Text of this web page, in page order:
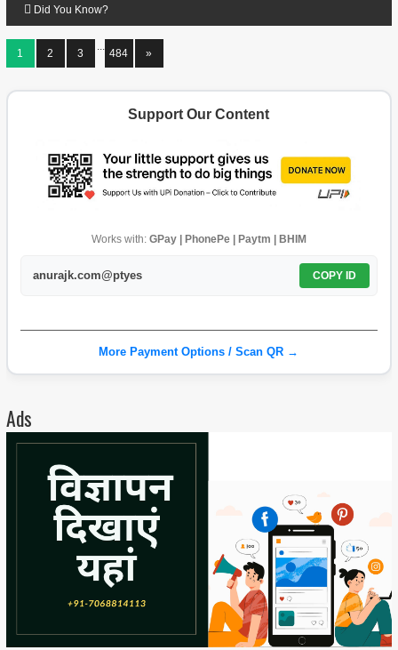
Did You Know?
1 2 3
...
484 »
Support Our Content
Works with: GPay | PhonePe | Paytm | BHIM
anurajk.com@ptyes COPY ID
More Payment Options / Scan QR →
Ads